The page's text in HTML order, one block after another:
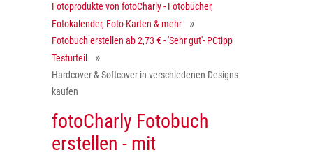
Fotoprodukte von fotoCharly - Fotobücher,
Fotokalender, Foto-Karten & mehr
Fotobuch erstellen ab 2,73 € - 'Sehr gut'- PCtipp
Testurteil
Hardcover & Softcover in verschiedenen Designs
kaufen
fotoCharly Fotobuch
erstellen - mit